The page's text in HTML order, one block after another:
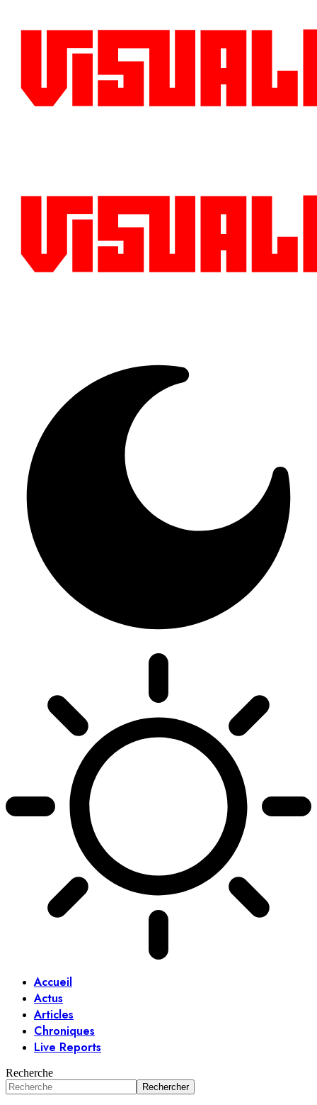
Accueil
Actus
Articles
Chroniques
Live Reports
Recherche